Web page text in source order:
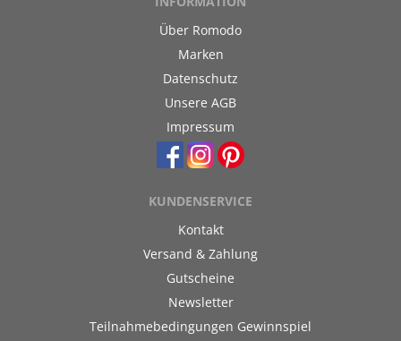
Über Romodo
Marken
Datenschutz
Unsere AGB
Impressum
KUNDENSERVICE
Kontakt
Versand & Zahlung
Gutscheine
Newsletter
Teilnahmebedingungen Gewinnspiel